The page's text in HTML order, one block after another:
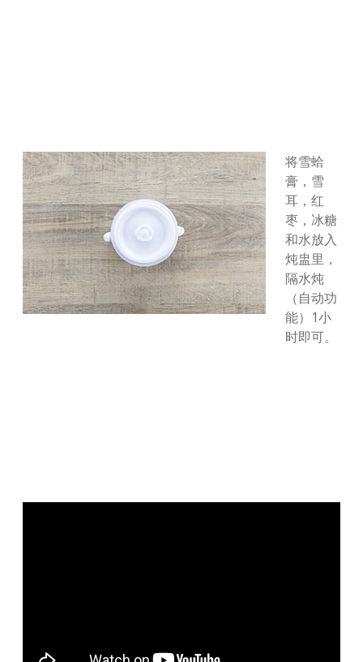
将雪蛤
膏，雪
耳，红
枣，冰糖
和水放入
炖盅里，
隔水炖
（自动功
能）1小
时即可。